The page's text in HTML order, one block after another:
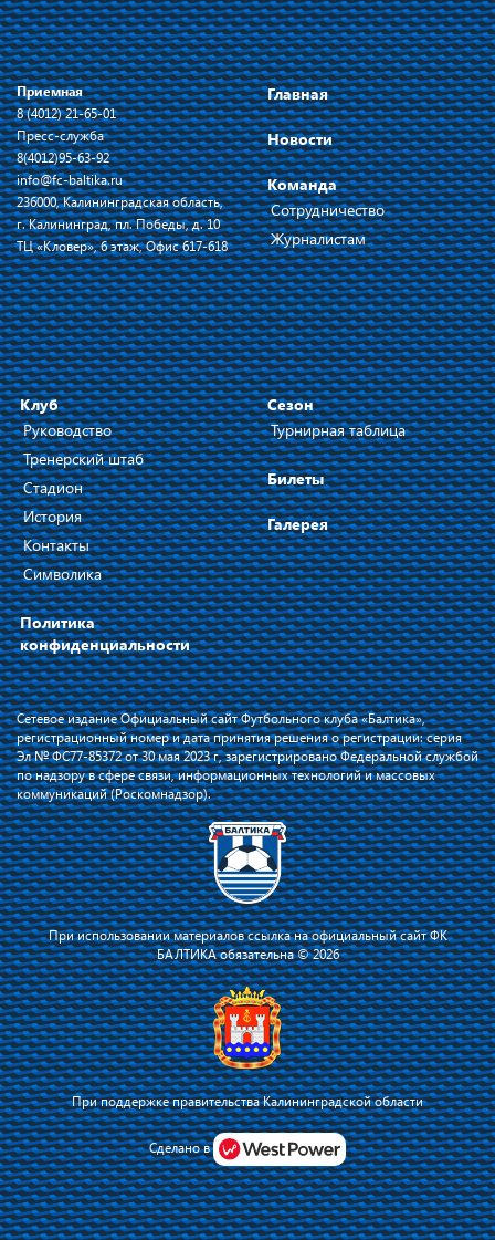
Я соглашаюсь с тем, что владелец сайта использует файлы cookie для
повышения удобства работы на сайте и сервис Яндекс.Метрика. Оставаясь
на сайте, я соглашаюсь сполитикой их применения.
Принять
Приемная
8 (4012) 21-65-01
Пресс-служба
8(4012)95-63-92
info@fc-baltika.ru
236000, Калининградская область,
г. Калининград, пл. Победы, д. 10
ТЦ «Кловер», 6 этаж, Офис 617-618
Главная
Новости
Команда
Сотрудничество
Журналистам
Клуб
Руководство
Тренерский штаб
Стадион
История
Контакты
Символика
Политика
конфиденциальности
Сезон
Турнирная таблица
Билеты
Галерея
Сетевое издание Официальный сайт Футбольного клуба «Балтика»,
регистрационный номер и дата принятия решения о регистрации: серия
Эл № ФС77-85372 от 30 мая 2023 г, зарегистрировано Федеральной службой
по надзору в сфере связи, информационных технологий и массовых
коммуникаций (Роскомнадзор).
При использовании материалов ссылка на официальный сайт ФК
БАЛТИКА обязательна © 2026
При поддержке правительства Калининградской области
Сделано в